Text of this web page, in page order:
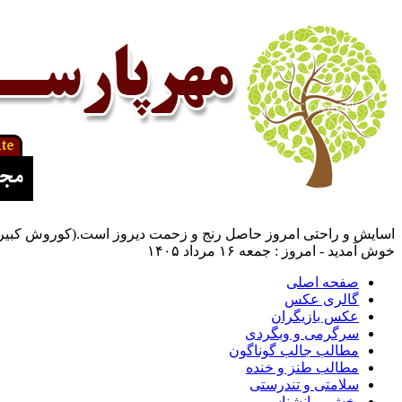
اسایش و راحتی امروز حاصل رنج و زحمت دیروز است.(کوروش
خوش آمدید - امروز : جمعه ۱۶ مرداد ۱۴۰۵
صفحه اصلی
گالری عکس
عکس بازیگران
سرگرمی و وبگردی
مطالب جالب گوناگون
مطالب طنز و خنده
سلامتی و تندرستی